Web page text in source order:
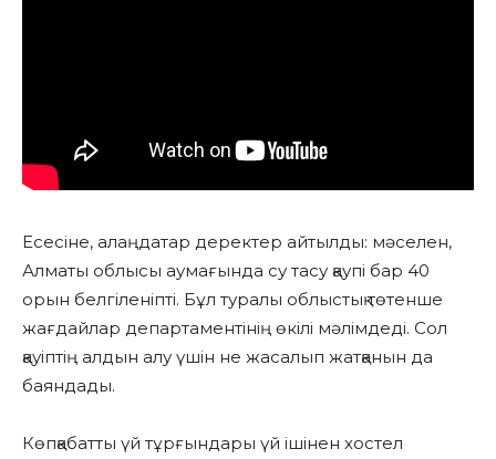
Есесіне, алаңдатар деректер айтылды: мәселен,
Алматы облысы аумағында су тасу қаупі бар 40
орын белгіленіпті. Бұл туралы облыстық төтенше
жағдайлар департаментінің өкілі мәлімдеді. Сол
қауіптің алдын алу үшін не жасалып жатқанын да
баяндады.
Көпқабатты үй тұрғындары үй ішінен хостел